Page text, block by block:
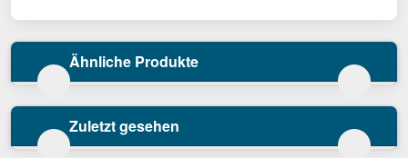
Ähnliche Produkte
Zuletzt gesehen